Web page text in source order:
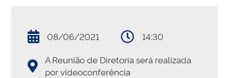
08/06/2021
14:30
A Reunião de Diretoria será realizada
por videoconferência